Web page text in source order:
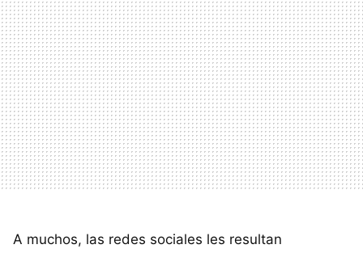
A muchos, las redes sociales les resultan